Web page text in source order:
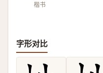
楷书
字形对比